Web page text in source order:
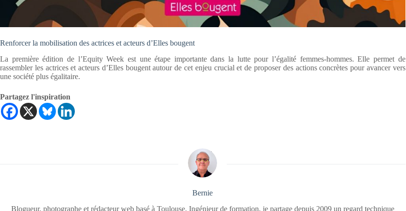
Renforcer la mobilisation des actrices et acteurs d’Elles bougent
La première édition de l’Equity Week est une étape importante dans la lutte pour l’égalité femmes-hommes. Elle permet de
rassembler les actrices et acteurs d’Elles bougent autour de cet enjeu crucial et de proposer des actions concrètes pour avancer vers
une société plus égalitaire.
Partagez l'inspiration
Bernie
Blogueur, photographe et rédacteur web basé à Toulouse. Ingénieur de formation, je partage depuis 2009 un regard technique